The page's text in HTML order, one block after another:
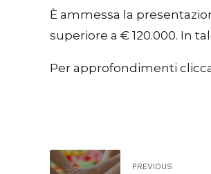
È ammessa la
superiore a € 120.000. In
Per approfondimenti
PREVIOUS